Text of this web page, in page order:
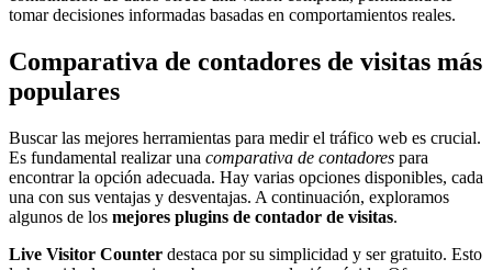
tomar decisiones informadas basadas en comportamientos reales.
Comparativa de contadores de visitas más
populares
Buscar las mejores herramientas para medir el tráfico web es crucial.
Es fundamental realizar una comparativa de contadores para
encontrar la opción adecuada. Hay varias opciones disponibles, cada
una con sus ventajas y desventajas. A continuación, exploramos
algunos de los mejores plugins de contador de visitas.
Live Visitor Counter destaca por su simplicidad y ser gratuito. Esto